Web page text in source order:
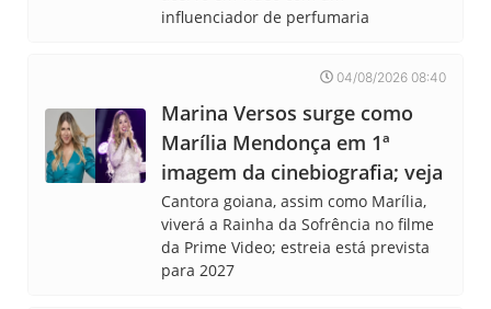
influenciador de perfumaria
04/08/2026 08:40
Marina Versos surge como
Marília Mendonça em 1ª
imagem da cinebiografia; veja
Cantora goiana, assim como Marília,
viverá a Rainha da Sofrência no filme
da Prime Video; estreia está prevista
para 2027